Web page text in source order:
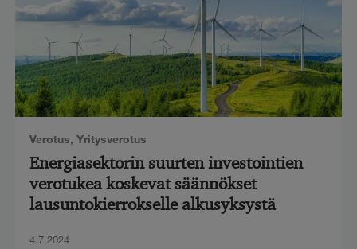
Verotus, Yritysverotus
Energiasektorin suurten investointien
verotukea koskevat säännökset
lausuntokierrokselle alkusyksystä
4.7.2024